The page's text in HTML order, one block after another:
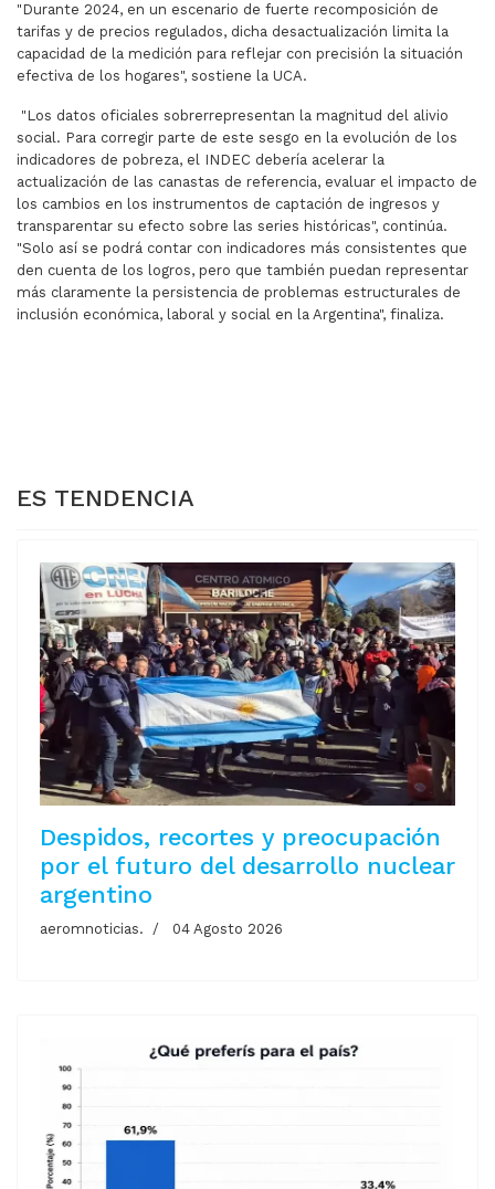
"Durante 2024, en un escenario de fuerte recomposición de
tarifas y de precios regulados, dicha desactualización limita la
capacidad de la medición para reflejar con precisión la situación
efectiva de los hogares", sostiene la UCA.
"Los datos oficiales sobrerrepresentan la magnitud del alivio
social. Para corregir parte de este sesgo en la evolución de los
indicadores de pobreza, el INDEC debería acelerar la
actualización de las canastas de referencia, evaluar el impacto de
los cambios en los instrumentos de captación de ingresos y
transparentar su efecto sobre las series históricas", continúa.
"Solo así se podrá contar con indicadores más consistentes que
den cuenta de los logros, pero que también puedan representar
más claramente la persistencia de problemas estructurales de
inclusión económica, laboral y social en la Argentina", finaliza.
ES TENDENCIA
Despidos, recortes y preocupación
por el futuro del desarrollo nuclear
argentino
aeromnoticias. 04 Agosto 2026